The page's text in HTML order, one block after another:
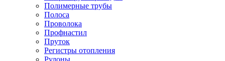
Полимерные трубы
Полоса
Проволока
Профнастил
Пруток
Регистры отопления
Рулоны